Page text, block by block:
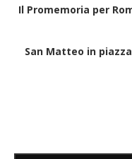
Il Promemoria per
San Matteo in